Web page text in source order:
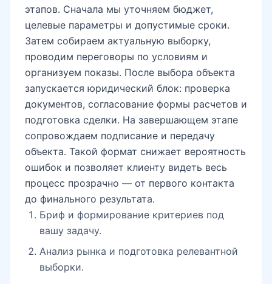
этапов. Сначала мы уточняем бюджет,
целевые параметры и допустимые сроки.
Затем собираем актуальную выборку,
проводим переговоры по условиям и
организуем показы. После выбора объекта
запускается юридический блок: проверка
документов, согласование формы расчетов и
подготовка сделки. На завершающем этапе
сопровождаем подписание и передачу
объекта. Такой формат снижает вероятность
ошибок и позволяет клиенту видеть весь
процесс прозрачно — от первого контакта
до финального результата.
Бриф и формирование критериев под
вашу задачу.
Анализ рынка и подготовка релевантной
выборки.